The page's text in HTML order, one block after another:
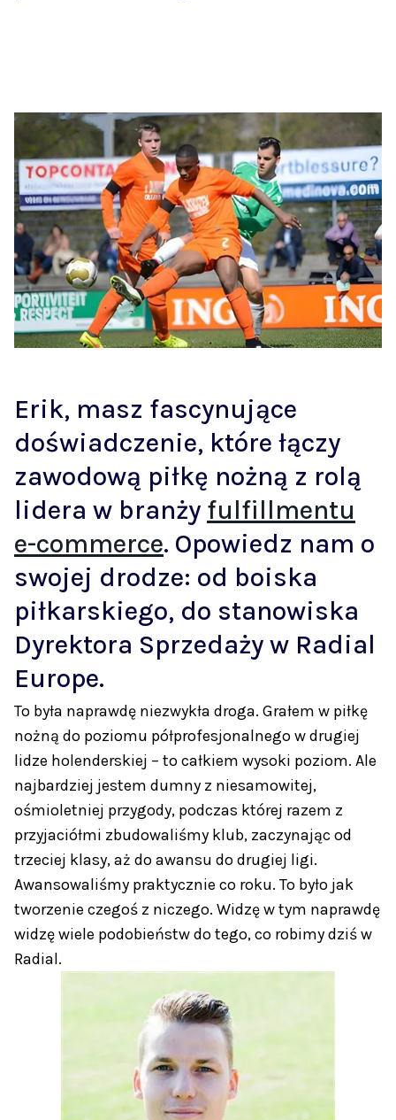
Erik, masz fascynujące
doświadczenie, które łączy
zawodową piłkę nożną z rolą
lidera w branży fulfillmentu
e-commerce. Opowiedz nam o
swojej drodze: od boiska
piłkarskiego, do stanowiska
Dyrektora Sprzedaży w Radial
Europe.
To była naprawdę niezwykła droga. Grałem w piłkę
nożną do poziomu półprofesjonalnego w drugiej
lidze holenderskiej – to całkiem wysoki poziom. Ale
najbardziej jestem dumny z niesamowitej,
ośmioletniej przygody, podczas której razem z
przyjaciółmi zbudowaliśmy klub, zaczynając od
trzeciej klasy, aż do awansu do drugiej ligi.
Awansowaliśmy praktycznie co roku. To było jak
tworzenie czegoś z niczego. Widzę w tym naprawdę
widzę wiele podobieństw do tego, co robimy dziś w
Radial.